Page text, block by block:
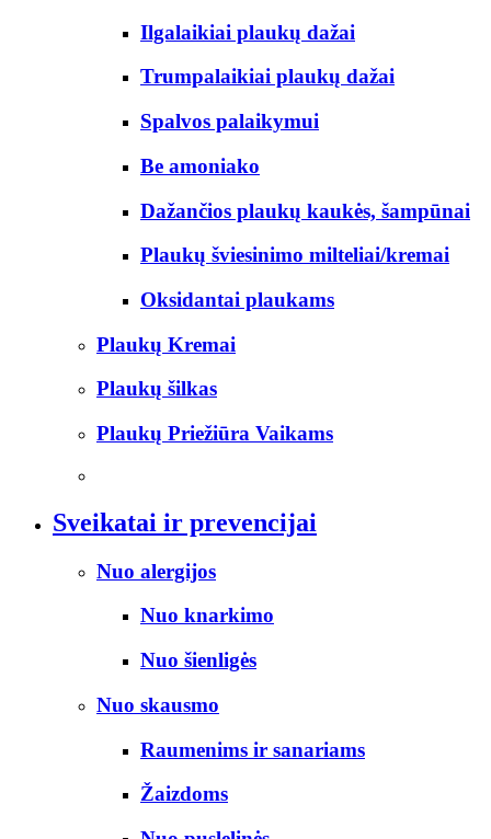
Ilgalaikiai plaukų dažai
Trumpalaikiai plaukų dažai
Spalvos palaikymui
Be amoniako
Dažančios plaukų kaukės, šampūnai
Plaukų šviesinimo milteliai/kremai
Oksidantai plaukams
Plaukų Kremai
Plaukų šilkas
Plaukų Priežiūra Vaikams
Sveikatai ir prevencijai
Nuo alergijos
Nuo knarkimo
Nuo šienligės
Nuo skausmo
Raumenims ir sanariams
Žaizdoms